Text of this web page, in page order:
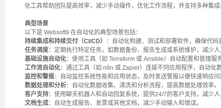
化工具帮助团队提高效率，减少手动操作，优化工作流程，并支持多种集
典型场景
以下是 Websoft9 在自动化的典型场景包括：
持续集成和持续交付（CI/CD）
：自动化构建、测试和部署软件，确保代
任务调度：定期执行特定任务，如数据备份、报告生成或系统维护，减少
基础设施自动化：使用工具（如 Terraform 或 Ansible）自动配置和管理服
工作流自动化：通过工具（如 n8n 或 Zapier）连接不同应用程序，自动化
监控和警报：自动监控系统性能和应用状态，及时发送警报以便快速响应
数据处理和分析：自动化数据收集、清洗和分析流程，提高数据处理效率。
客户支持：使用聊天机器人和自动回复系统，提供24/7的客户支持，减少
文档生成：自动生成报告、发票或其他文档，减少手动输入和错误。